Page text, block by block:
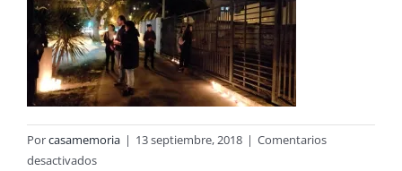
Porcasamemoria | 13 septiembre, 2018 | Comentarios
desactivadosen